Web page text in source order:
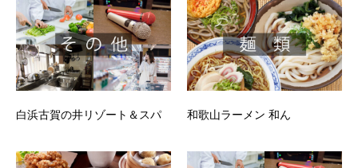
白浜古賀の井リゾート＆スパ 和歌山ラーメン 和ん